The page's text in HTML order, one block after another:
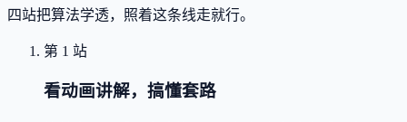
四站把算法学透，照着这条线走就行。
第 1 站
看动画讲解，搞懂套路